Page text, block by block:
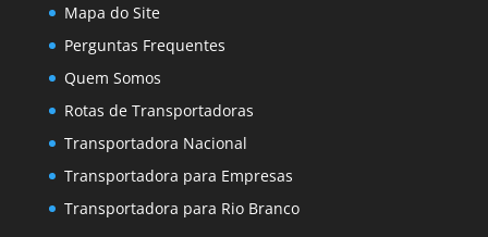
Mapa do Site
Perguntas Frequentes
Quem Somos
Rotas de Transportadoras
Transportadora Nacional
Transportadora para Empresas
Transportadora para Rio Branco